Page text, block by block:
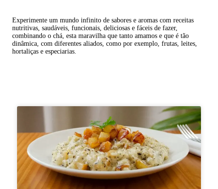
Experimente um mundo infinito de sabores e aromas com receitas
nutritivas, saudáveis, funcionais, deliciosas e fáceis de fazer,
combinando o chá, esta maravilha que tanto amamos e que é tão
dinâmica, com diferentes aliados, como por exemplo, frutas, leites,
hortaliças e especiarias.